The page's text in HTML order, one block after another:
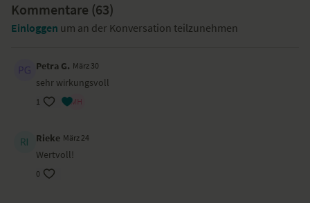
Kommentare (63)
Einloggen um an der Konversation teilzunehmen
Petra G. März 30
sehr wirkungsvoll
1
Rieke März 24
Wertvoll!
0